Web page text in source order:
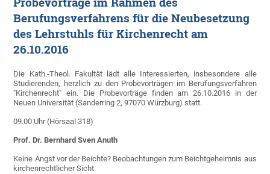
Berufungsverfahrens für die Neubesetzung
des Lehrstuhls für Kirchenrecht am
26.10.2016
Die Kath.-Theol. Fakultät lädt alle Interessierten, insbesondere alle
Studierenden, herzlich zu den Probevorträgen im Berufungsverfahren
"Kirchenrecht" ein. Die Probevorträge finden am 26.10.2016 in der
Neuen Universität (Sanderring 2, 97070 Würzburg) statt.
09.00 Uhr (Hörsaal 318)
Prof. Dr. Bernhard Sven Anuth
Keine Angst vor der Beichte? Beobachtungen zum Beichtgeheimnis aus
kirchenrechtlicher Sicht